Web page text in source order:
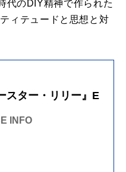
代のDIY精神で作られた
ィテュードと思想と対
スター・リリー』E
INFO